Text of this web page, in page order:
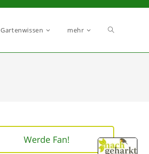
Gartenwissen mehr
Werde Fan!